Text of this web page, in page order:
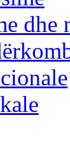
dhe